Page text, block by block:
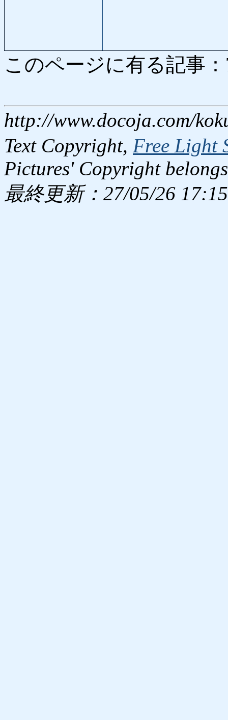
このページに有る記事
http://www.docoja.com/
Text Copyright, Free Light
Pictures' Copyright
最終更新：27/05/26 17:15